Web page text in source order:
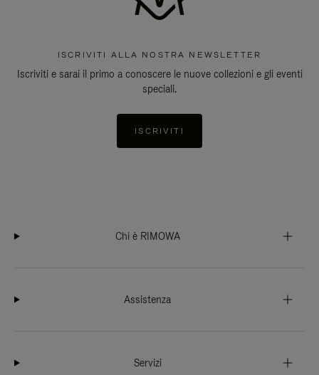
ISCRIVITI ALLA NOSTRA NEWSLETTER
Iscriviti e sarai il primo a conoscere le nuove collezioni e gli eventi
speciali.
ISCRIVITI
Chi è RIMOWA
Assistenza
Servizi